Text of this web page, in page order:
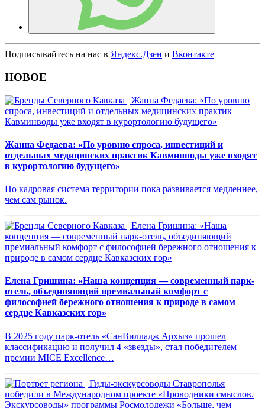
Подписывайтесь на нас в Яндекс.Дзен и Вконтакте
НОВОЕ
Жанна Федаева: «По уровню спроса, инвестиций и
отдельных медицинских практик Кавминводы уже входят
в курортологию будущего»
Но кадровая система территории пока развивается медленнее,
чем сам рынок.
Елена Гришина: «Наша концепция — современный парк-
отель, объединяющий премиальный комфорт с
философией бережного отношения к природе в самом
сердце Кавказских гор»
В 2025 году парк-отель «СанВилладж Архыз» прошел
классификацию и получил 4 «звезды», стал победителем
премии MICE Excellence…